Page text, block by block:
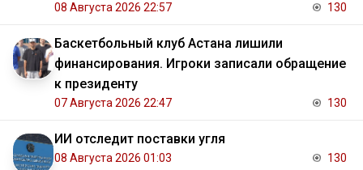
08 Августа 2026 22:57 130
Баскетбольный клуб Астана лишили
финансирования. Игроки записали обращение
к президенту
07 Августа 2026 22:47 130
ИИ отследит поставки угля
08 Августа 2026 01:03 130